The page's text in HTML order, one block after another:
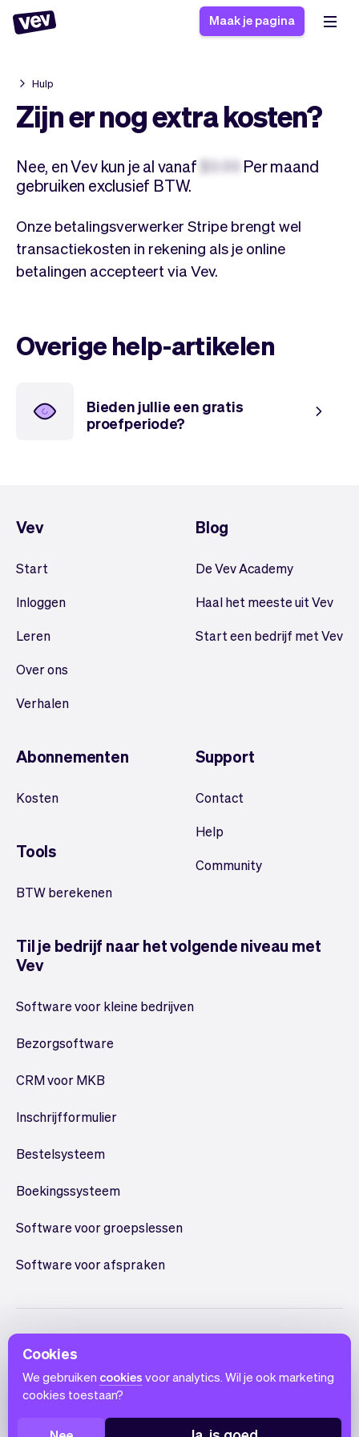
Software voor kleine
bedrijven
CRM voor MKB
Inschrijfformulier
Bestelsysteem
Boekingssysteem
Software voor
Software voor
afspraken
Verhalen
Hulp
Checkout
Nieuwste updates
Betalingen
Klanten
Team
Verkopen
Analytics
Stijl
Bedrijf
Vev
Automatische piloot
Overzicht
Maak je pagina
Hulp
Zijn er nog extra kosten?
Nee, en Vev kun je al vanaf $9.99 Per maand
gebruiken exclusief BTW.
Onze betalingsverwerker Stripe brengt wel
transactiekosten in rekening als je online
betalingen accepteert via Vev.
Overige help-artikelen
Bieden jullie een gratis
proefperiode?
Vev
Start
Inloggen
Leren
Over ons
Verhalen
Blog
De Vev Academy
Haal het meeste uit Vev
Start een bedrijf met Vev
Abonnementen
Kosten
Tools
BTW berekenen
Support
Contact
Help
Community
Til je bedrijf naar het volgende niveau met
Vev
Software voor kleine bedrijven
Bezorgsoftware
CRM voor MKB
Inschrijfformulier
Bestelsysteem
Boekingssysteem
Software voor groepslessen
Software voor afspraken
Cookies
We gebruiken cookies voor analytics. Wil je ook marketing
cookies toestaan?